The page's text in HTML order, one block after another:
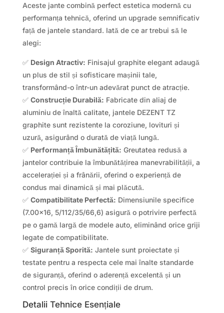
Aceste jante combină perfect estetica modernă cu
performanța tehnică, oferind un upgrade semnificativ
față de jantele standard. Iată de ce ar trebui să le
alegi:
✅ Design Atractiv: Finisajul graphite elegant adaugă
un plus de stil și sofisticare mașinii tale,
transformând-o într-un adevărat punct de atracție.
✅ Construcție Durabilă: Fabricate din aliaj de
aluminiu de înaltă calitate, jantele DEZENT TZ
graphite sunt rezistente la coroziune, lovituri și
uzură, asigurând o durată de viață lungă.
✅ Performanță Îmbunătățită: Greutatea redusă a
jantelor contribuie la îmbunătățirea manevrabilității, a
accelerației și a frânării, oferind o experiență de
condus mai dinamică și mai plăcută.
✅ Compatibilitate Perfectă: Dimensiunile specifice
(7.00×16, 5/112/35/66,6) asigură o potrivire perfectă
pe o gamă largă de modele auto, eliminând orice griji
legate de compatibilitate.
✅ Siguranță Sporită: Jantele sunt proiectate și
testate pentru a respecta cele mai înalte standarde
de siguranță, oferind o aderență excelentă și un
control precis în orice condiții de drum.
Detalii Tehnice Esențiale